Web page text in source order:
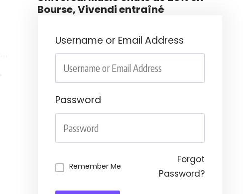
Bourse, Vivendi entraîné
Username or Email Address
Password
Remember Me
Forgot
Password?